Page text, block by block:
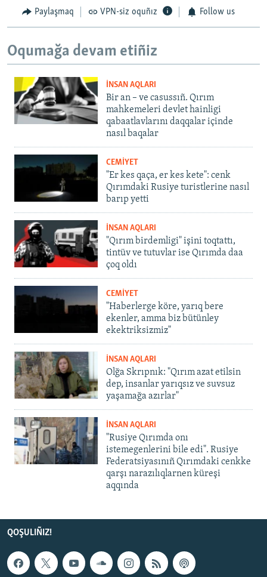
Paylaşmaq VPN-siz oquñız Follow us
Oqumağa devam etiñiz
İNSAN AQLARI
Bir an – ve casussıñ. Qırım
mahkemeleri devlet hainligi
qabaatlavlarını daqqalar içinde
nasıl baqalar
CEMİYET
"Er kes qaça, er kes kete": cenk
Qırımdaki Rusiye turistlerine nasıl
barıp yetti
İNSAN AQLARI
"Qırım birdemligi" işini toqtattı,
tintüv ve tutuvlar ise Qırımda daa
çoq oldı
CEMİYET
"Haberlerge köre, yarıq bere
ekenler, amma biz bütünley
ekektriksizmiz"
İNSAN AQLARI
Olğa Skrıpnık: "Qırım azat etilsin
dep, insanlar yarıqsız ve suvsuz
yaşamağa azırlar"
İNSAN AQLARI
"Rusiye Qırımda onı
istemegenlerini bile edi". Rusiye
Federatsiyasınıñ Qırımdaki cenkke
qarşı narazılıqlarnen küreşi
aqqında
QOŞULIÑIZ!